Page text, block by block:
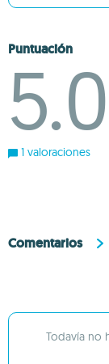
Puntuación
5.0
1 valoraciones
Comentarios
Todavía no